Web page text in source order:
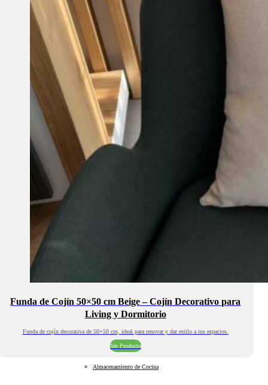
Funda de Cojín 50×50 cm Beige – Cojín Decorativo para
Living y Dormitorio
Funda de cojín decorativa de 50×50 cm, ideal para renovar y dar estilo a tus espacios.
Ver Producto
Almacenamiento de Cocina